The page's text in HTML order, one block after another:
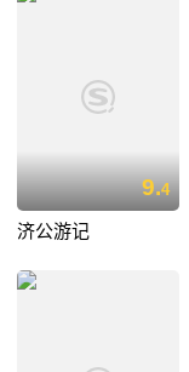
9.4
济公游记